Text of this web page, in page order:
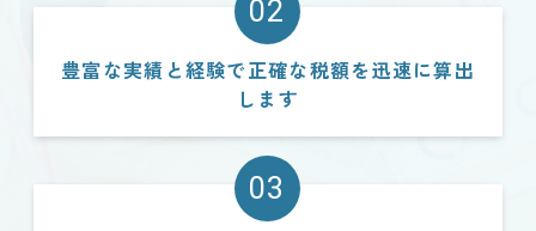
豊富な実績と経験で正確な税額を迅速に算出
します
02
03